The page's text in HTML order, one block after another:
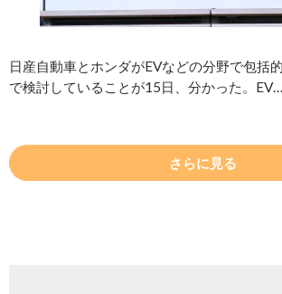
日産自動車とホンダがEVなどの分野で包括
で検討していることが15日、分かった。
さらに見る